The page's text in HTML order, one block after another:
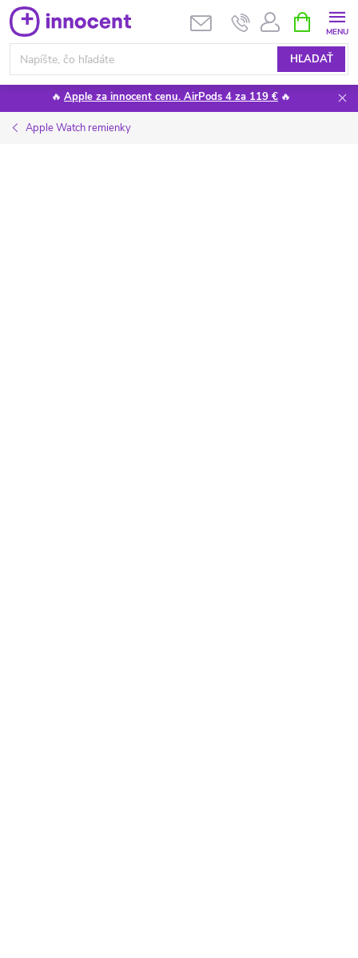
Prejsť
na
obsah
HĽADAŤ
KOŠÍK
🔥 Apple za innocent cenu. AirPods 4 za 119 € 🔥
Apple Watch remienky